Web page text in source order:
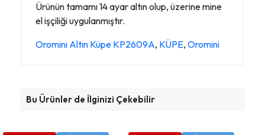
Ürünün tamamı 14 ayar altın olup, üzerine mine
el işçiliği uygulanmıştır.
Oromini Altın Küpe KP2609A, KÜPE, Oromini
Bu Ürünler de İlginizi Çekebilir